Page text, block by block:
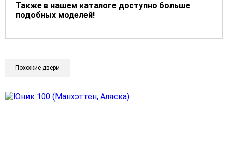
Также в нашем каталоге доступно больше
подобных моделей!
Похожие двери